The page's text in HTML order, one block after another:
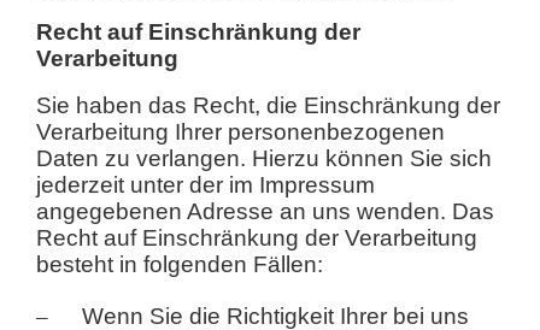
Recht auf Einschränkung der
Verarbeitung
Sie haben das Recht, die Einschränkung der
Verarbeitung Ihrer personenbezogenen
Daten zu verlangen. Hierzu können Sie sich
jederzeit unter der im Impressum
angegebenen Adresse an uns wenden. Das
Recht auf Einschränkung der Verarbeitung
besteht in folgenden Fällen:
–
Wenn Sie die Richtigkeit Ihrer bei uns